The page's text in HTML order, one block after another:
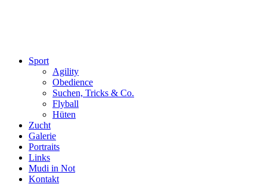
Sport
Agility
Obedience
Suchen, Tricks & Co.
Flyball
Hüten
Zucht
Galerie
Portraits
Links
Mudi in Not
Kontakt